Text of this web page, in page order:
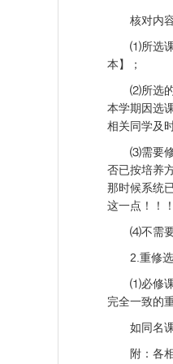
核对内
⑴所选
本】；
⑵所选
本学期因选
相关同学及
⑶需要
否已按培养
那时候系统
这一点！！！
⑷不需
2.重修
⑴必修
完全一致的
如同名
附：各